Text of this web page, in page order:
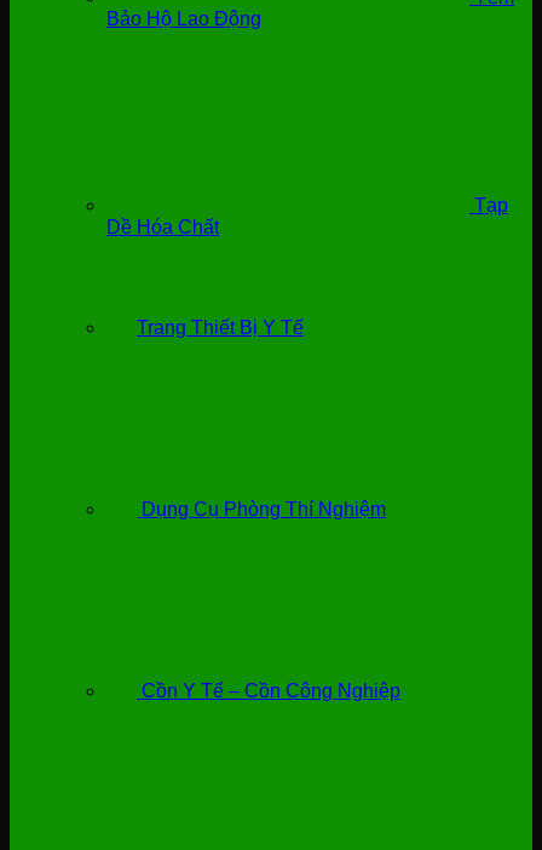
Bảo Hộ Lao Động
Tạp
Dề Hóa Chất
Trang Thiết Bị Y Tế
Dụng Cụ Phòng Thí Nghiệm
Cồn Y Tế – Cồn Công Nghiệp